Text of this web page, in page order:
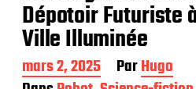
Dépotoir Futuriste
Ville Illuminée
D
a
mars 2, 2025 ParHugo